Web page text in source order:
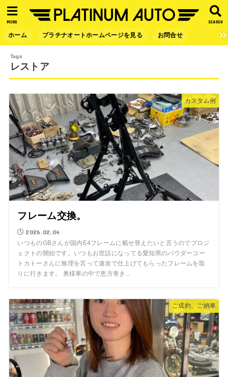
SEARCH
MENU
ホーム プラチナオートホームページを見る お問合せ
レストア
カスタム例
フレーム交換。
2026.02.04
いつものGBさんが国内E4フレームに載せ替えたいと言うのでプロジ
ェクトの開始です。いつもお世話になってる愛知県のパウダーコー
トカトーさんに無理を言って速攻で仕上げてもらったフレームを取
りに行きます。 奥様車の中で恵方巻き...
ご成約、ご納車